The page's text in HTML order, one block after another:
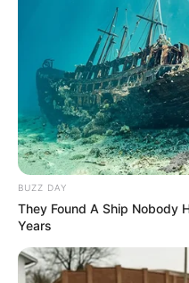
BUZZ DAY
They Found A Ship Nobody
Years